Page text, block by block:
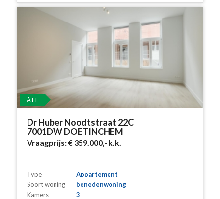
A++
Dr Huber Noodtstraat 22C
7001DW DOETINCHEM
Vraagprijs:€ 359.000,- k.k.
Type
Appartement
Soort woning
benedenwoning
Kamers
3